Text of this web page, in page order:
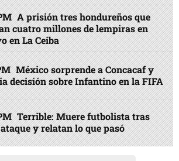
A prisión tres hondureños que
cuatro millones de lempiras en
en La Ceiba
México sorprende a Concacaf y
decisión sobre Infantino en la FIFA
Terrible: Muere futbolista tras
y relatan lo que pasó